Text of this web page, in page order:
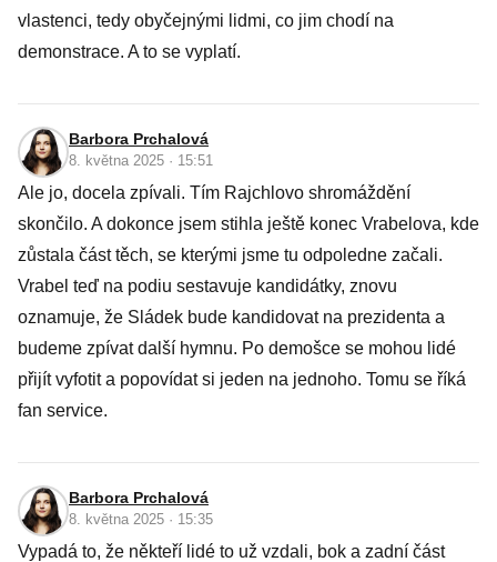
vlastenci, tedy obyčejnými lidmi, co jim chodí na
demonstrace. A to se vyplatí.
Barbora Prchalová
8. května 2025 · 15:51
Ale jo, docela zpívali. Tím Rajchlovo shromáždění
skončilo. A dokonce jsem stihla ještě konec Vrabelova, kde
zůstala část těch, se kterými jsme tu odpoledne začali.
Vrabel teď na podiu sestavuje kandidátky, znovu
oznamuje, že Sládek bude kandidovat na prezidenta a
budeme zpívat další hymnu. Po demošce se mohou lidé
přijít vyfotit a popovídat si jeden na jednoho. Tomu se říká
fan service.
Barbora Prchalová
8. května 2025 · 15:35
Vypadá to, že někteří lidé to už vzdali, bok a zadní část